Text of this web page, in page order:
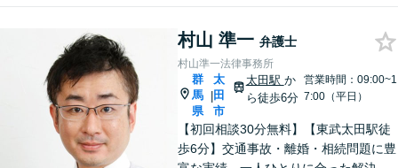
対応可】
村山 準一 弁護士
村山準一法律事務所
群
馬
県
|
太
田
市
太田駅 か
ら徒歩6分
営業時間：09:00~1
7:00（平日）
【初回相談30分無料】【東武太田駅徒
歩6分】交通事故・離婚・相続問題に豊